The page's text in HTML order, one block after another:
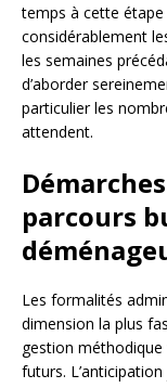
temps à cette
considérablement
les semaines
d’aborder
particulier les
attendent.
parcours
Les formalités
dimension la plus
gestion
futurs.